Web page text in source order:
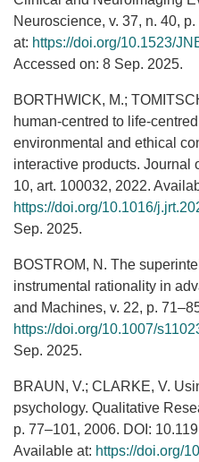
Neuroscience, v. 37, n. 40,
at: https://doi.org/10.1523/
Accessed on: 8 Sep. 2025.
BORTHWICK, M.;
human-centred to life-
environmental and ethical
interactive products. Journal
10, art. 100032, 2022.
https://doi.org/10.1016/
Sep. 2025.
BOSTROM, N. The
instrumental rationality in
and Machines, v. 22, p.
https://doi.org/10.1007/
Sep. 2025.
BRAUN, V.; CLARKE, V.
psychology. Qualitative
p. 77–101, 2006. DOI:
Available at: https://doi.org/